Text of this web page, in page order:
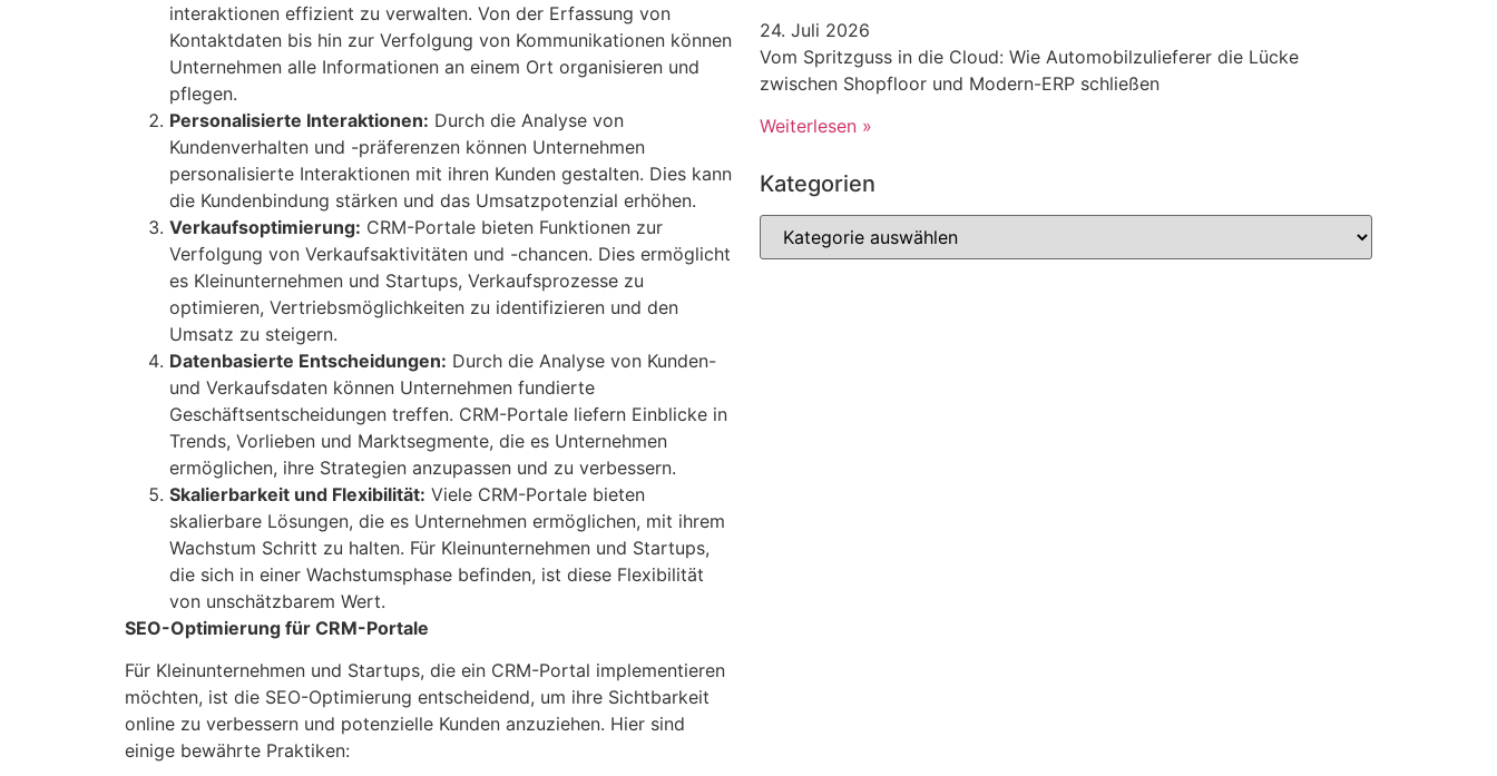
interaktionen effizient zu verwalten. Von der Erfassung von
Kontaktdaten bis hin zur Verfolgung von Kommunikationen können
Unternehmen alle Informationen an einem Ort organisieren und
pflegen.
Personalisierte Interaktionen: Durch die Analyse von
Kundenverhalten und -präferenzen können Unternehmen
personalisierte Interaktionen mit ihren Kunden gestalten. Dies kann
die Kundenbindung stärken und das Umsatzpotenzial erhöhen.
Verkaufsoptimierung: CRM-Portale bieten Funktionen zur
Verfolgung von Verkaufsaktivitäten und -chancen. Dies ermöglicht
es Kleinunternehmen und Startups, Verkaufsprozesse zu
optimieren, Vertriebsmöglichkeiten zu identifizieren und den
Umsatz zu steigern.
Datenbasierte Entscheidungen: Durch die Analyse von Kunden-
und Verkaufsdaten können Unternehmen fundierte
Geschäftsentscheidungen treffen. CRM-Portale liefern Einblicke in
Trends, Vorlieben und Marktsegmente, die es Unternehmen
ermöglichen, ihre Strategien anzupassen und zu verbessern.
Skalierbarkeit und Flexibilität: Viele CRM-Portale bieten
skalierbare Lösungen, die es Unternehmen ermöglichen, mit ihrem
Wachstum Schritt zu halten. Für Kleinunternehmen und Startups,
die sich in einer Wachstumsphase befinden, ist diese Flexibilität
von unschätzbarem Wert.
SEO-Optimierung für CRM-Portale
Für Kleinunternehmen und Startups, die ein CRM-Portal implementieren
möchten, ist die SEO-Optimierung entscheidend, um ihre Sichtbarkeit
online zu verbessern und potenzielle Kunden anzuziehen. Hier sind
einige bewährte Praktiken:
24. Juli 2026
Vom Spritzguss in die Cloud: Wie Automobilzulieferer die Lücke
zwischen Shopfloor und Modern-ERP schließen
Weiterlesen »
Kategorien